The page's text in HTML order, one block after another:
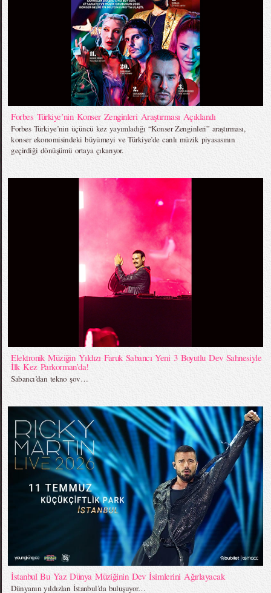
Forbes Türkiye’nin Konser Zenginleri Araştırması Açıklandı
Forbes Türkiye’nin üçüncü kez yayımladığı “Konser Zenginleri” araştırması,
konser ekonomisindeki büyümeyi ve Türkiye’de canlı müzik piyasasının
geçirdiği dönüşümü ortaya çıkarıyor.
Elektronik Müziğin Yıldızı Faruk Sabancı Yeni 3 Boyutlu Dev Sahnesiyle
İlk Kez Parkorman’da!
Sabancı’dan tekno şov…
İstanbul Bu Yaz Dünya Müziğinin Dev İsimlerini Ağırlayacak
Dünyanın yıldızları İstanbul’da buluşuyor…